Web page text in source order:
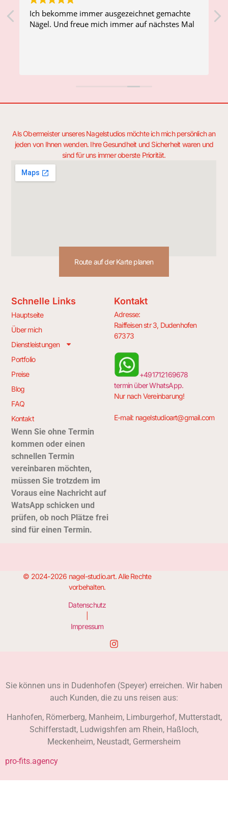
Ich bekomme immer ausgezeichnet gemachte
Nägel. Und freue mich immer auf nächstes Mal
Als Obermeister unseres Nagelstudios möchte ich mich persönlich an
jeden von Ihnen wenden. Ihre Gesundheit und Sicherheit waren und
sind für uns immer oberste Priorität.
Route auf der Karte planen
Schnelle Links
Hauptseite
Über mich
Dienstleistungen
Portfolio
Preise
Blog
FAQ
Kontakt
Wenn Sie ohne Termin
kommen oder einen
schnellen Termin
vereinbaren möchten,
müssen Sie trotzdem im
Voraus eine Nachricht auf
WatsApp schicken und
prüfen, ob noch Plätze frei
sind für einen Termin.
Kontakt
Adresse:
Raiffeisen str 3, Dudenhofen
67373
+491712169678
termin über WhatsApp.
Nur nach Vereinbarung!
E-mail: nagelstudioart@gmail.com
© 2024-2026 nagel-studio.art. Alle Rechte
vorbehalten.
Datenschutz
Impressum
Sie können uns in Dudenhofen (Speyer) erreichen. Wir haben
auch Kunden, die zu uns reisen aus:
Hanhofen, Römerberg, Manheim, Limburgerhof, Mutterstadt,
Schifferstadt, Ludwigshfen am Rhein, Haßloch,
Meckenheim, Neustadt, Germersheim
pro-fits.agency